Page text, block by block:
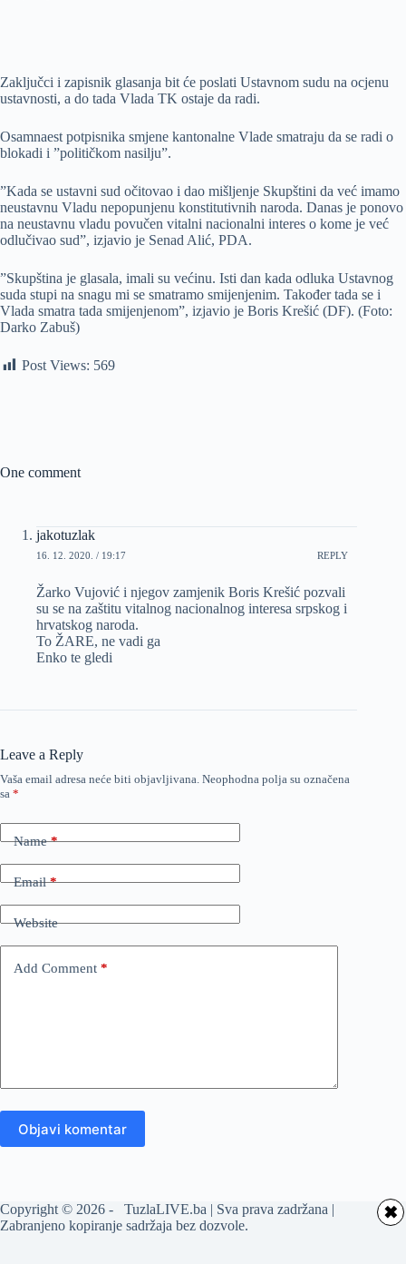
Zaključci i zapisnik glasanja bit će poslati Ustavnom sudu na ocjenu
ustavnosti, a do tada Vlada TK ostaje da radi.
Osamnaest potpisnika smjene kantonalne Vlade smatraju da se radi o
blokadi i ”političkom nasilju”.
”Kada se ustavni sud očitovao i dao mišljenje Skupštini da već imamo
neustavnu Vladu nepopunjenu konstitutivnih naroda. Danas je ponovo
na neustavnu vladu povučen vitalni nacionalni interes o kome je već
odlučivao sud”, izjavio je Senad Alić, PDA.
”Skupština je glasala, imali su većinu. Isti dan kada odluka Ustavnog
suda stupi na snagu mi se smatramo smijenjenim. Također tada se i
Vlada smatra tada smijenjenom”, izjavio je Boris Krešić (DF). (Foto:
Darko Zabuš)
Post Views: 569
One comment
jakotuzlak
16. 12. 2020. / 19:17 REPLY
Žarko Vujović i njegov zamjenik Boris Krešić pozvali
su se na zaštitu vitalnog nacionalnog interesa srpskog i
hrvatskog naroda.
To ŽARE, ne vadi ga
Enko te gledi
Leave a Reply
Vaša email adresa neće biti objavljivana. Neophodna polja su označena
sa *
Name*
Email*
Website
Add Comment *
Objavi komentar
Copyright © 2026 - TuzlaLIVE.ba | Sva prava zadržana |
Zabranjeno kopiranje sadržaja bez dozvole.
✖